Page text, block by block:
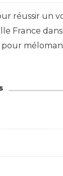
réussir un
France dans